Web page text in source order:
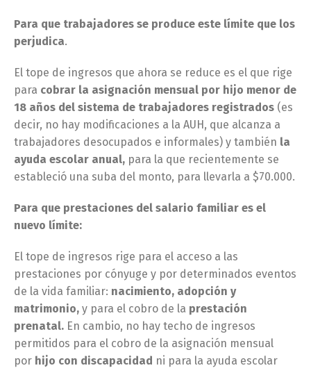
Para que trabajadores se produce este límite que los
perjudica.
El tope de ingresos que ahora se reduce es el que rige
para cobrar la asignación mensual por hijo menor de
18 años del sistema de trabajadores registrados (es
decir, no hay modificaciones a la AUH, que alcanza a
trabajadores desocupados e informales) y también la
ayuda escolar anual, para la que recientemente se
estableció una suba del monto, para llevarla a $70.000.
Para que prestaciones del salario familiar es el
nuevo límite:
El tope de ingresos rige para el acceso a las
prestaciones por cónyuge y por determinados eventos
de la vida familiar: nacimiento, adopción y
matrimonio, y para el cobro de la prestación
prenatal. En cambio, no hay techo de ingresos
permitidos para el cobro de la asignación mensual
por hijo con discapacidad ni para la ayuda escolar